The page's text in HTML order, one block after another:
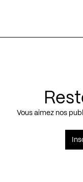
Vous aimez nos